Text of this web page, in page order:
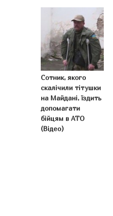
Сотник, якого
скалічили тітушки
на Майдані, їздить
допомагати
бійцям в АТО
(Відео)